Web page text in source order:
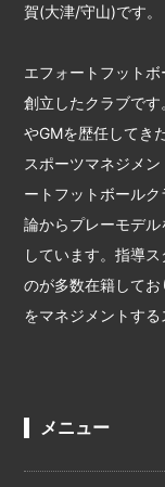
賀(大津/守山)です。
エフォートフット
創立したクラブで
やGMを歴任してき
スポーツマネジメ
ートフットボール
論からプレーモデ
しています。指導
のが多数在籍して
をマネジメントする
メニュー